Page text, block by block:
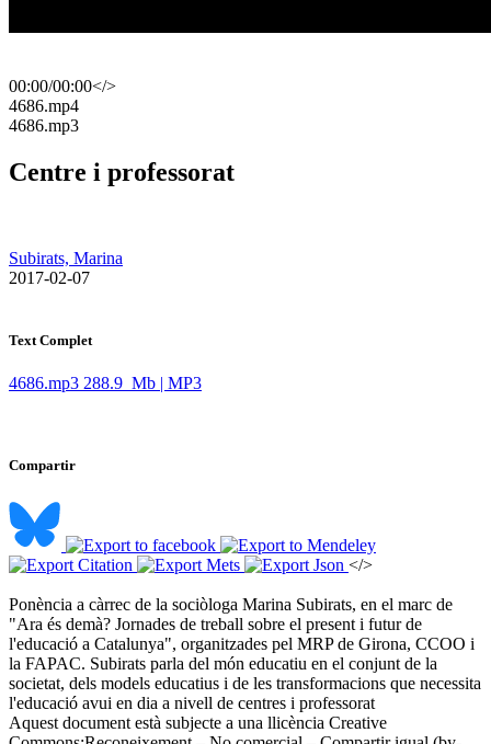
00:00/00:00</>
​4686.mp4
​4686.mp3
Centre i professorat
Subirats, Marina
​ 2017-02-07
Text Complet
4686.mp3 288.9 Mb | MP3
Compartir
</>
Ponència a càrrec de la sociòloga Marina Subirats, en el marc de
"Ara és demà? Jornades de treball sobre el present i futur de
l'educació a Catalunya", organitzades pel MRP de Girona, CCOO i
la FAPAC. Subirats parla del món educatiu en el conjunt de la
societat, dels models educatius i de les transformacions que necessita
l'educació avui en dia a nivell de centres i professorat ​
Aquest document està subjecte a una llicència Creative